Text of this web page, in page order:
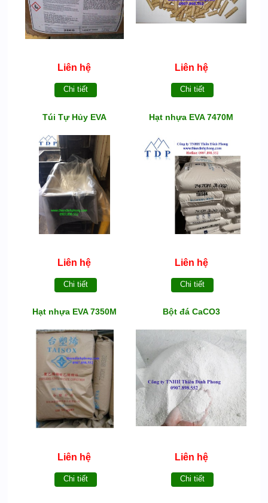
Liên hệ
Chi tiết
Liên hệ
Chi tiết
Túi Tự Hủy EVA
Liên hệ
Chi tiết
Hạt nhựa EVA 7470M
Liên hệ
Chi tiết
Hạt nhựa EVA 7350M
Liên hệ
Chi tiết
Bột đá CaCO3
Liên hệ
Chi tiết